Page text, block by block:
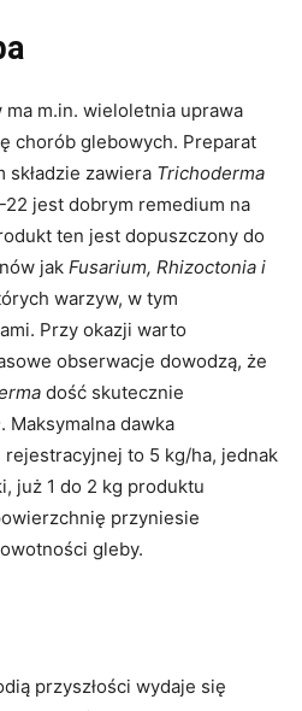
ma m.in. wieloletnia uprawa
chorób glebowych. Preparat
składzie zawiera Trichoderma
22 jest dobrym remedium na
ten jest dopuszczony do
jak Fusarium, Rhizoctonia i
warzyw, w tym
Przy okazji warto
obserwacje dowodzą, że
dość skutecznie
. Maksymalna dawka
to 5 kg/ha, jednak
już 1 do 2 kg produktu
przyniesie
gleby.
przyszłości wydaje się